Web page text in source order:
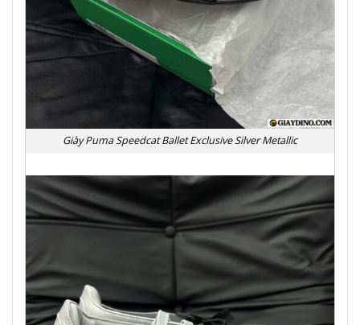
Giày Puma Speedcat Ballet Exclusive Silver Metallic